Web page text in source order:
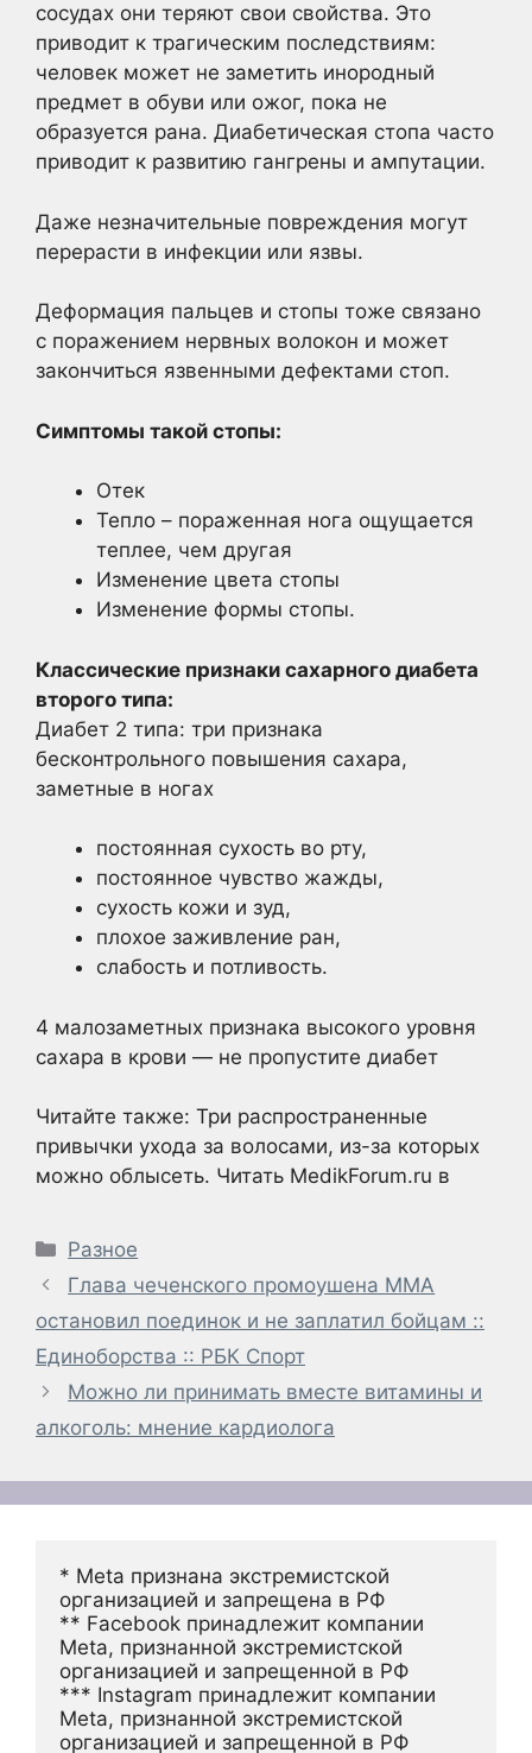
сосудах они теряют свои свойства. Это
приводит к трагическим последствиям:
человек может не заметить инородный
предмет в обуви или ожог, пока не
образуется рана. Диабетическая стопа часто
приводит к развитию гангрены и ампутации.
Даже незначительные повреждения могут
перерасти в инфекции или язвы.
Деформация пальцев и стопы тоже связано
с поражением нервных волокон и может
закончиться язвенными дефектами стоп.
Симптомы такой стопы:
Отек
Тепло – пораженная нога ощущается
теплее, чем другая
Изменение цвета стопы
Изменение формы стопы.
Классические признаки сахарного диабета
второго типа:
Диабет 2 типа: три признака
бесконтрольного повышения сахара,
заметные в ногах
постоянная сухость во рту,
постоянное чувство жажды,
сухость кожи и зуд,
плохое заживление ран,
слабость и потливость.
4 малозаметных признака высокого уровня
сахара в крови — не пропустите диабет
Читайте также: Три распространенные
привычки ухода за волосами, из-за которых
можно облысеть. Читать MedikForum.ru в
Рубрики
Разное
Глава чеченского промоушена MMA
остановил поединок и не заплатил бойцам ::
Единоборства :: РБК Спорт
Можно ли принимать вместе витамины и
алкоголь: мнение кардиолога
* Meta признана экстремистской
организацией и запрещена в РФ
** Facebook принадлежит компании
Meta, признанной экстремистской
организацией и запрещенной в РФ
*** Instagram принадлежит компании
Meta, признанной экстремистской
организацией и запрещенной в РФ